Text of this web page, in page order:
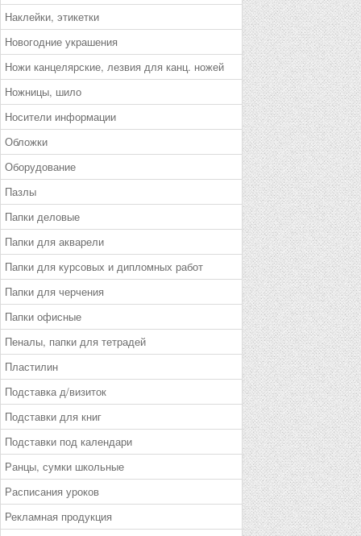
Наклейки, этикетки
Новогодние украшения
Ножи канцелярские, лезвия для канц. ножей
Ножницы, шило
Носители информации
Обложки
Оборудование
Пазлы
Папки деловые
Папки для акварели
Папки для курсовых и дипломных работ
Папки для черчения
Папки офисные
Пеналы, папки для тетрадей
Пластилин
Подставка д/визиток
Подставки для книг
Подставки под календари
Ранцы, сумки школьные
Расписания уроков
Рекламная продукция